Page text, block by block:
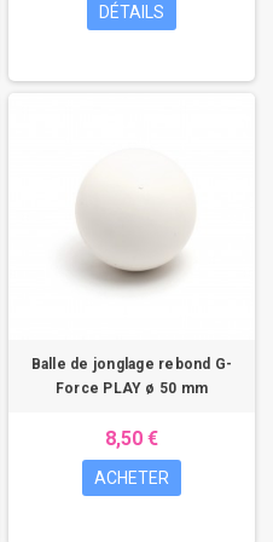
DÉTAILS
Balle de jonglage rebond G-
Force PLAY ø 50 mm
8,50 €
ACHETER